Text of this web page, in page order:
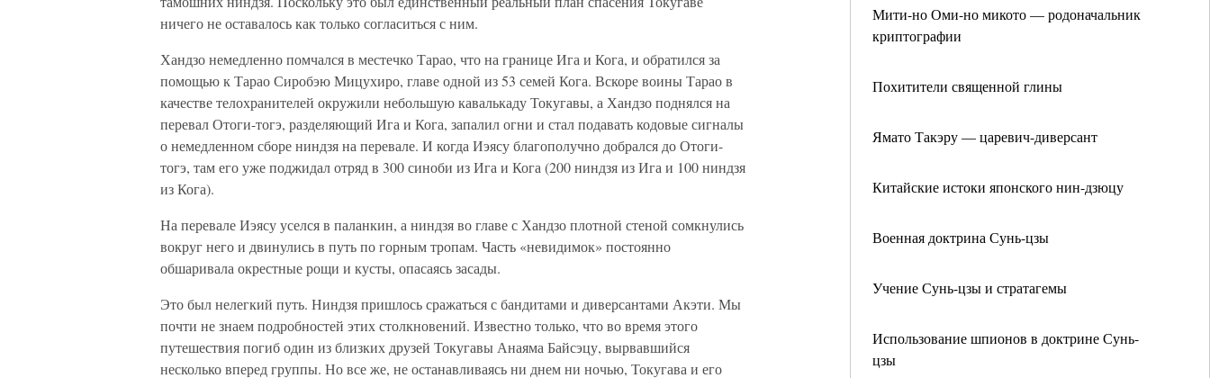
Мити-но Оми-но микото — родоначальник
криптографии
Похитители священной глины
Ямато Такэру — царевич-диверсант
Китайские истоки японского нин-дзюцу
Военная доктрина Сунь-цзы
Учение Сунь-цзы и стратагемы
Использование шпионов в доктрине Сунь-
цзы
ничего не оставалось как только согласиться с ним.
Хандзо немедленно помчался в местечко Тарао, что на границе Ига и Кога, и обратился за
помощью к Тарао Сиробэю Мицухиро, главе одной из 53 семей Кога. Вскоре воины Тарао в
качестве телохранителей окружили небольшую кавалькаду Токугавы, а Хандзо поднялся на
перевал Отоги-тогэ, разделяющий Ига и Кога, запалил огни и стал подавать кодовые сигналы
о немедленном сборе ниндзя на перевале. И когда Иэясу благополучно добрался до Отоги-
тогэ, там его уже поджидал отряд в 300 синоби из Ига и Кога (200 ниндзя из Ига и 100 ниндзя
из Кога).
На перевале Иэясу уселся в паланкин, а ниндзя во главе с Хандзо плотной стеной сомкнулись
вокруг него и двинулись в путь по горным тропам. Часть «невидимок» постоянно
обшаривала окрестные рощи и кусты, опасаясь засады.
Это был нелегкий путь. Ниндзя пришлось сражаться с бандитами и диверсантами Акэти. Мы
почти не знаем подробностей этих столкновений. Известно только, что во время этого
путешествия погиб один из близких друзей Токугавы Анаяма Байсэцу, вырвавшийся
несколько вперед группы. Но все же, не останавливаясь ни днем ни ночью, Токугава и его